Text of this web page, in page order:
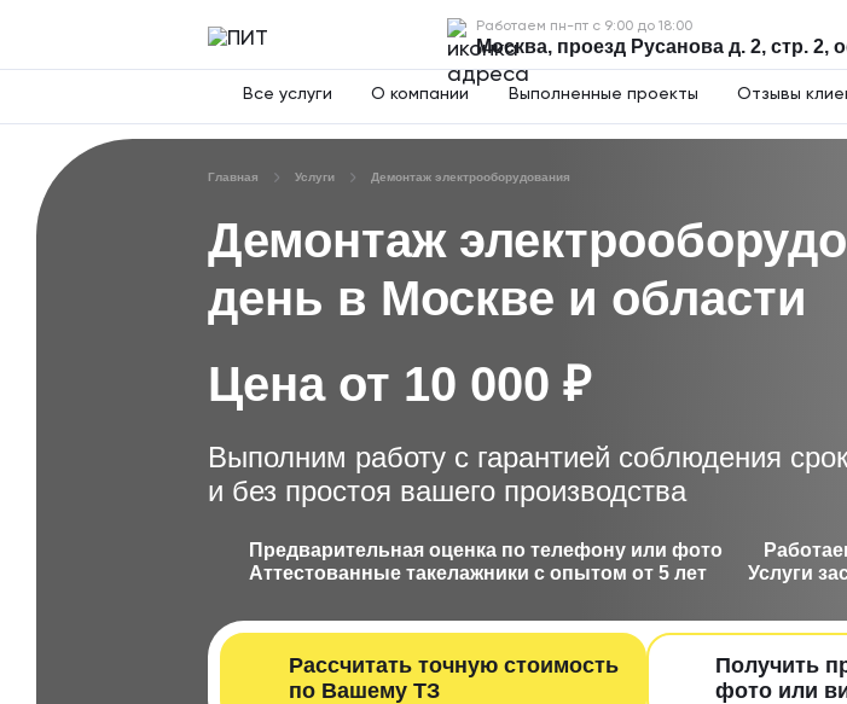
Работаем пн-пт с 9:00 до 18:00
Москва, проезд Русанова д. 2, стр. 2,
Все услуги О компании Выполненные проекты Отзывы
Главная Услуги Демонтаж электрооборудования
Демонтаж
день в Москве и области
Цена от 10 000 ₽
Выполним работу с гарантией соблюдения
и без простоя вашего производства
Предварительная оценка по телефону или фото
Аттестованные такелажники с опытом от 5 лет
Услуги
Рассчитать т очную стоимость
по Вашему ТЗ
Получить
фот о или